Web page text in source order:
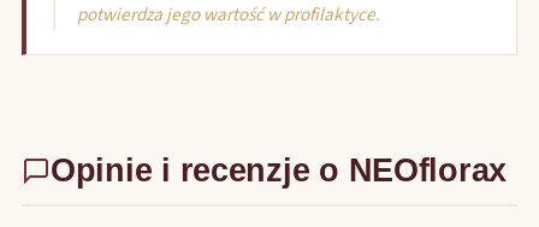
potwierdza jego wartość w profilaktyce.
Opinie i recenzje o NEOflorax